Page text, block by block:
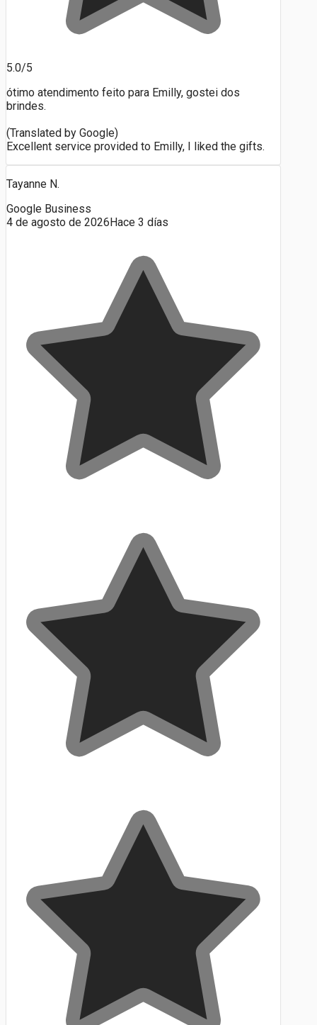
5.0/5
ótimo atendimento feito para Emilly, gostei dos
brindes.
(Translated by Google)
Excellent service provided to Emilly, I liked the gifts.
Tayanne N.
Google Business
4 de agosto de 2026 Hace 3 días